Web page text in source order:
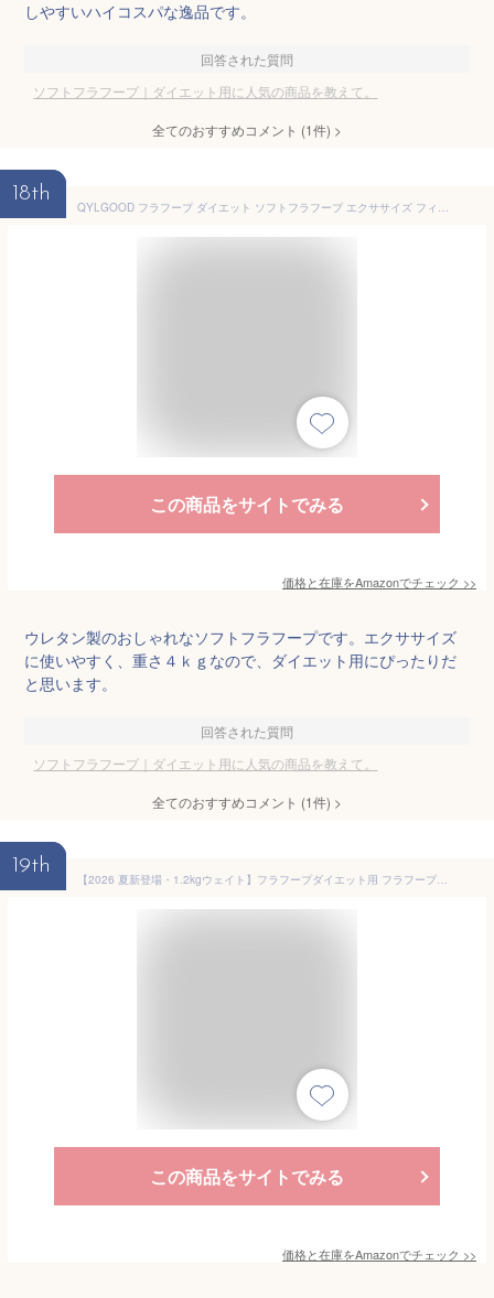
しやすいハイコスパな逸品です。
回答された質問
ソフトフラフープ｜ダイエット用に人気の商品を教えて。
全てのおすすめコメント (1件) >
18th
QYLGOOD フラフープ ダイエット ソフトフラフープ エクササイズ フィットネス フォーム ウレタン お り ダイエット フープ スポーツ グッズ ピンク グレー ブルー (紫色の重さは4キロです。) [並行輸入品]
この商品をサイトでみる
価格と在庫をAmazonでチェック >>
ウレタン製のおしゃれなソフトフラフープです。エクササイズ
に使いやすく、重さ４ｋｇなので、ダイエット用にぴったりだ
と思います。
回答された質問
ソフトフラフープ｜ダイエット用に人気の商品を教えて。
全てのおすすめコメント (1件) >
19th
【2026 夏新登場・1.2kgウェイト】フラフープダイエット用 フラフープ ダイエット PVC ソフトスプリングフラフープ 折りたたみ式 ポータブル 異臭がない 腰に優しい 重み付け 脂肪燃焼 静音設計 フラサークル 脂肪燃焼 筋トレ シェイプアップ (ウエスト・背中・脚・胸 エクササイズ) 室内/公園用 収納簡単男女兼用(ピンクグレー)
この商品をサイトでみる
価格と在庫をAmazonでチェック >>